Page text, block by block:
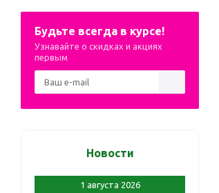
Будьте всегда в курсе!
Узнавайте о скидках и акциях
первым
Новости
1 августа 2026